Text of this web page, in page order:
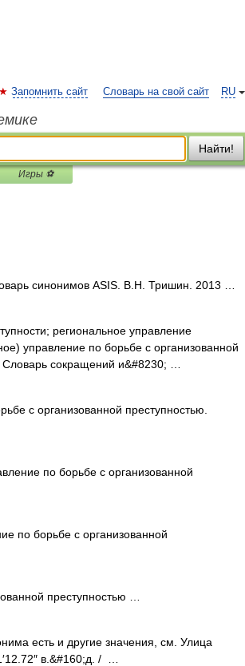
RU
Запомнить сайт Словарь на свой сайт
Найти!
Игры ⚽
синонимов ASIS. В.Н. Тришин. 2013 …
региональное управление
управление по борьбе с организованной
сокращений и&#8230; …
с организованной преступностью.
по борьбе с организованной
по борьбе с организованной
преступностью …
есть и другие значения, см. Улица
в.&#160;д. / …